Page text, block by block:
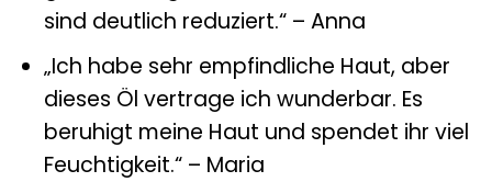
sind deutlich reduziert.“ – Anna
„Ich habe sehr empfindliche Haut, aber
dieses Öl vertrage ich wunderbar. Es
beruhigt meine Haut und spendet ihr viel
Feuchtigkeit.“ – Maria